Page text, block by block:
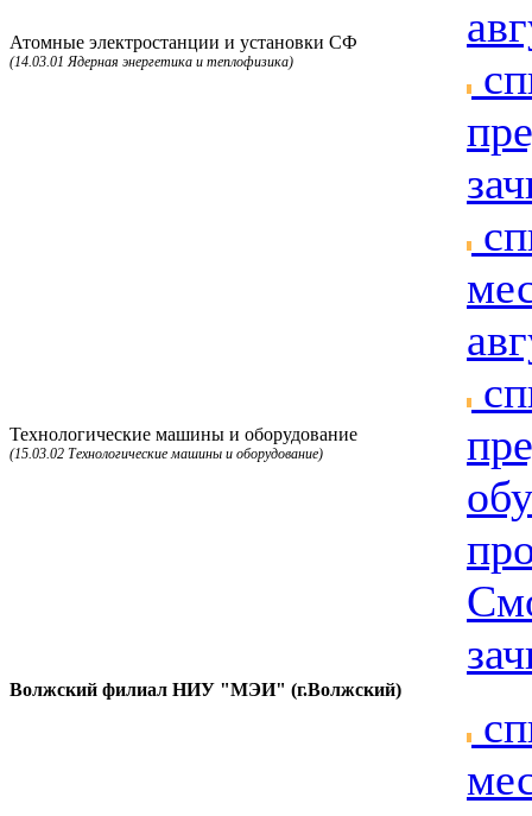
Атомные электростанции и установки СФ
(14.03.01 Ядерная энергетика и теплофизика)
Технологические машины и оборудование
(15.03.02 Технологические машины и оборудование)
Волжский филиал НИУ "МЭИ" (г.Волжский)